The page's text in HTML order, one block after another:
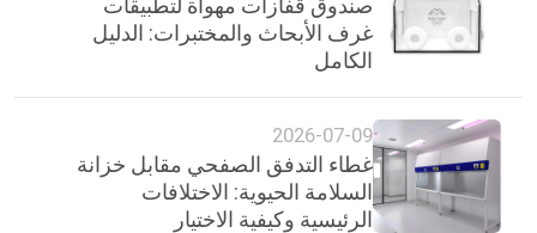
صندوق قفازات مهواة لتطبيقات
غرف الأبحاث والمختبرات: الدليل
الكامل
2026-07-09
غطاء التدفق الصفحي مقابل خزانة
السلامة الحيوية: الاختلافات
الرئيسية وكيفية الاختيار